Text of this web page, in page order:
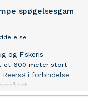
spøgelsesgarn
og Fiskeris
et 600 meter stort
i forbindelse